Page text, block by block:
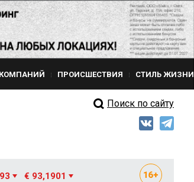
ПРОИСШЕСТВИЯ СТИЛЬ ЖИЗНИ
Поиск по сайту
€ 93,1901